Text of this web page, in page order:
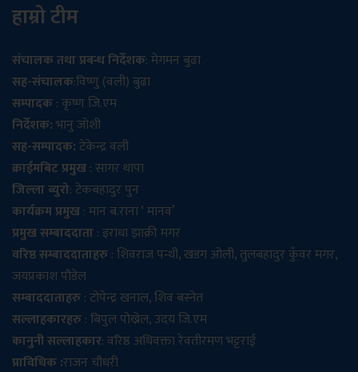
हाम्रो टीम
संचालक तथा प्रबन्ध निर्देशक: मेगमन बुढा
सह-संचालक:विष्णु (वली) बुढा
सम्पादक: कृष्ण जि.एम
निर्देशक:भानु जोशी
सह-सम्पादक:टेकेन्द्र वली
क्राईमबिट प्रमुख: सागर थापा
जिल्ला ब्युरो: टेकबहादुर पुन
कार्यक्रम प्रमुख: मान ब.राना ‘ मानव’
प्रमुख सम्बाददाता: इराधा झाक्री मगर
वरिष्ठ सम्बाददाताहरु: शिवराज पन्थी, खडग ओली, तुलबहादुर कुँवर मगर,
जयप्रकाश पौडेल
सम्बाददाताहरु: टोपेन्द्र खनाल, शिव बस्नेत
सल्लाहकारहरु: बिपुल पोख्रेल, उदय जि.एम
कानुनी सल्लाहकार: वरिष्ठ अधिवक्ता रेवतीरमण भट्टराई
प्राविधिक :राजन चौधरी